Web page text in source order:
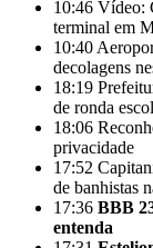
10:46 Vídeo:
terminal em
10:40
decolagens
18:19
de ronda
18:06
privacidade
17:52
de banhistas
17:36 BBB
entenda